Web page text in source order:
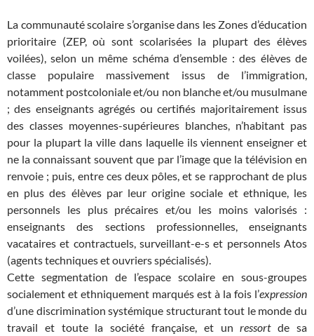
La communauté scolaire s’organise dans les Zones d’éducation
prioritaire (ZEP, où sont scolarisées la plupart des élèves
voilées), selon un même schéma d’ensemble : des élèves de
classe populaire massivement issus de l’immigration,
notamment postcoloniale et/ou non blanche et/ou musulmane
; des enseignants agrégés ou certifiés majoritairement issus
des classes moyennes-supérieures blanches, n’habitant pas
pour la plupart la ville dans laquelle ils viennent enseigner et
ne la connaissant souvent que par l’image que la télévision en
renvoie ; puis, entre ces deux pôles, et se rapprochant de plus
en plus des élèves par leur origine sociale et ethnique, les
personnels les plus précaires et/ou les moins valorisés :
enseignants des sections professionnelles, enseignants
vacataires et contractuels, surveillant-e-s et personnels Atos
(agents techniques et ouvriers spécialisés).
Cette segmentation de l’espace scolaire en sous-groupes
socialement et ethniquement marqués est à la fois l’expression
d’une discrimination systémique structurant tout le monde du
travail et toute la société française, et unressortde sa